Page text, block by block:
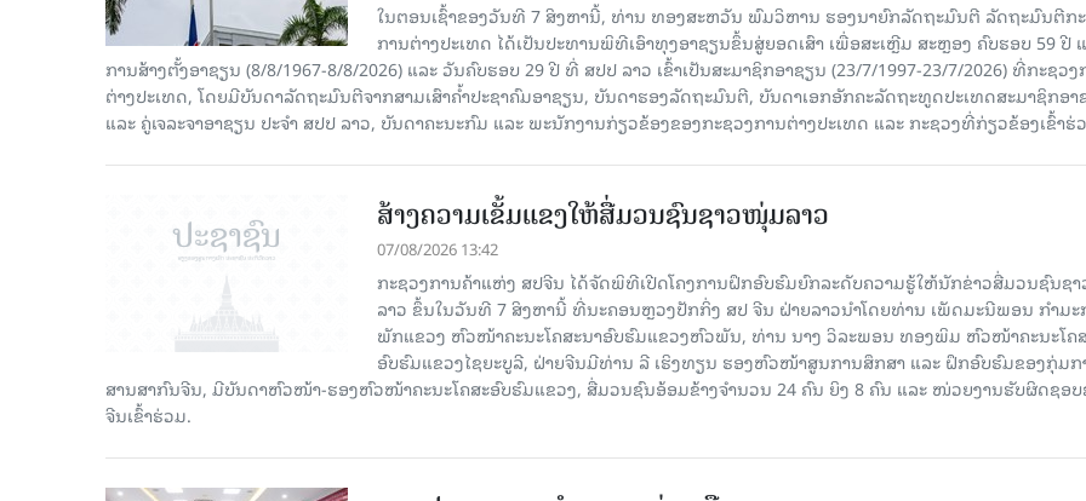
ໃນຕອນເຊົ້າຂອງວັນທີ 7 ສິງຫານີ້, ທ່ານ ທອງສະຫວັນ ພົມວິຫານ ຮອງນາຍົກລັດຖະມົນຕີ ລັດຖະມົນຕີກ
ການຕ່າງປະເທດ ໄດ້ເປັນປະທານພິທີເອົາທຸງອາຊຽນຂຶ້ນສູ່ຍອດເສົາ ເພື່ອສະເຫຼີມ ສະຫຼອງ ຄົບຮອບ 59 ປີ
ການສ້າງຕັ້ງອາຊຽນ (8/8/1967-8/8/2026) ແລະ ວັນຄົບຮອບ 29 ປີ ທີ່ ສປປ ລາວ ເຂົ້າເປັນສະມາຊິກອາຊຽນ (23/7/1997-23/7/2026) ທີ່ກະຊວງ
ຕ່າງປະເທດ, ໂດຍມີບັນດາລັດຖະມົນຕີຈາກສາມເສົາຄໍ້າປະຊາຄົມອາຊຽນ, ບັນດາຮອງລັດຖະມົນຕີ, ບັນດາເອກອັກຄະລັດຖະທູດປະເທດສະມາຊິກອາ
ແລະ ຄູ່ເຈລະຈາອາຊຽນ ປະຈຳ ສປປ ລາວ, ບັນດາຄະນະກົມ ແລະ ພະນັກງານກ່ຽວຂ້ອງຂອງກະຊວງການຕ່າງປະເທດ ແລະ ກະຊວງທີ່ກ່ຽວຂ້ອງເຂົ້າຮ່
ສ້າງຄວາມເຂັ້ມແຂງໃຫ້ສື່ມວນຊົນຊາວໜຸ່ມລາວ
07/08/2026 13:42
ກະຊວງການຄ້າແຫ່ງ ສປຈີນ ໄດ້ຈັດພິທີເປີດໂຄງການຝຶກອົບຮົມຍົກລະດັບຄວາມຮູ້ໃຫ້ນັກຂ່າວສື່ມວນຊົນຊ
ລາວ ຂຶ້ນໃນວັນທີ 7 ສິງຫານີ້ ທີ່ນະຄອນຫຼວງປັກກິ່ງ ສປ ຈີນ ຝ່າຍລາວນໍາໂດຍທ່ານ ເພັດມະນີພອນ ກຳມະ
ພັກແຂວງ ຫົວໜ້າຄະນະໂຄສະນາອົບຮົມແຂວງຫົວພັນ, ທ່ານ ນາງ ວິລະພອນ ທອງພິມ ຫົວໜ້າຄະນະໂຄ
ອົບຮົມແຂວງໄຊຍະບູລີ, ຝ່າຍຈີນມີທ່ານ ລີ ເຮິງທຽນ ຮອງຫົວໜ້າສູນການສຶກສາ ແລະ ຝຶກອົບຮົມຂອງກຸ່ມ
ສານສາກົນຈີນ, ມີບັນດາຫົວໜ້າ-ຮອງຫົວໜ້າຄະນະໂຄສະອົບຮົມແຂວງ, ສື່ມວນຊົນອ້ອມຂ້າງຈຳນວນ 24 ຄົນ ຍິງ 8 ຄົນ ແລະ ໜ່ວຍງານຮັບຜິດຊອບ
ຈີນເຂົ້າຮ່ວມ.